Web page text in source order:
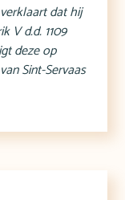
dat hij
V d.d. 1109
deze op
Sint-Servaas